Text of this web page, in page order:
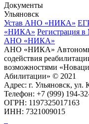
Документы
Ульяновск
Устав АНО «НИКА»
«НИКА»
АНО «НИКА»
АНО «НИКА»
содействия
возможностями
Абилитации» © 2021
Адрес: г. Ульяновск, ул.
Телефон: +7 (999) 194-
ОГРН: 1197325017163
ИНН: 7321009015